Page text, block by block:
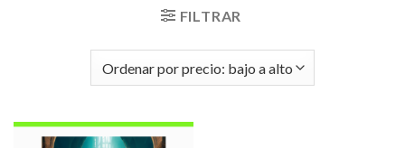
FILTRAR